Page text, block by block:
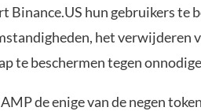
Binance.US hun gebruikers te
het verwijderen
te beschermen tegen
de enige van de negen